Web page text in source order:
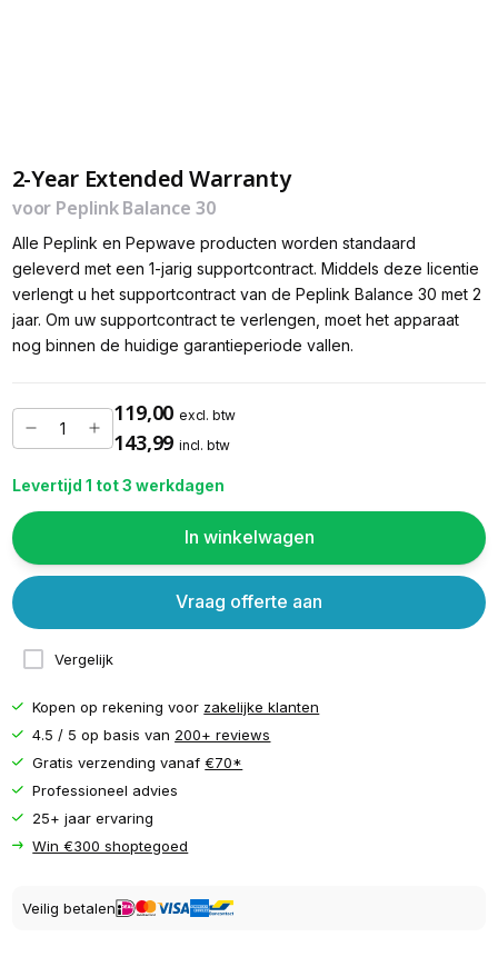
2-Year Extended Warranty
voor Peplink Balance 30
Alle Peplink en Pepwave producten worden standaard
geleverd met een 1-jarig supportcontract. Middels deze licentie
verlengt u het supportcontract van de Peplink Balance 30 met 2
jaar. Om uw supportcontract te verlengen, moet het apparaat
nog binnen de huidige garantieperiode vallen.
119,00 excl. btw
143,99 incl. btw
Levertijd 1 tot 3 werkdagen
In winkelwagen
Vergelijk
Vraag offerte aan
Kopen op rekening voor zakelijke klanten
4.5 / 5 op basis van 200+ reviews
Gratis verzending vanaf€70*
Professioneel advies
25+ jaar ervaring
Win €300 shoptegoed
Veilig betalen